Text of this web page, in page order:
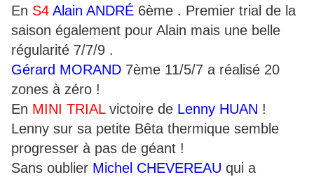
En S4 Alain ANDRÉ 6ème . Premier trial de la
saison également pour Alain mais une belle
régularité 7/7/9 .
Gérard MORAND 7ème 11/5/7 a réalisé 20
zones à zéro !
En MINI TRIALvictoire de Lenny HUAN !
Lenny sur sa petite Bêta thermique semble
progresser à pas de géant !
Sans oublier Michel CHEVEREAU qui a